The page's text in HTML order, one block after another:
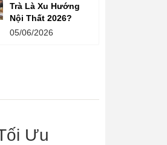
Trà Là Xu Hướng
Nội Thất 2026?
05/06/2026
Ưu